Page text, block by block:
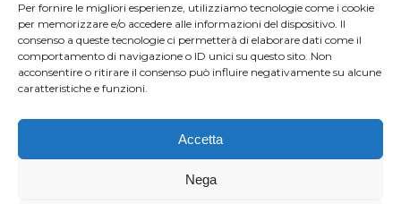
Per fornire le migliori esperienze, utilizziamo tecnologie come i cookie
per memorizzare e/o accedere alle informazioni del dispositivo. Il
consenso a queste tecnologie ci permetterà di elaborare dati come il
comportamento di navigazione o ID unici su questo sito. Non
acconsentire o ritirare il consenso può influire negativamente su alcune
caratteristiche e funzioni.
Accetta
Nega
SIMONE DEROMEDIS SKIALPDEIPARCHI SKICROSS
SLOPESTYLE SNOWBOARD
SNOWBOARDCROSS SPRINT
THERESE JOHAUG
TRANSCAVALLO TROFEO MEZZALAMA
VAL DI FIEMME